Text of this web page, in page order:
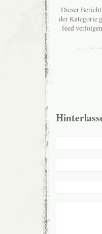
Dieser
der Kategorie
feed